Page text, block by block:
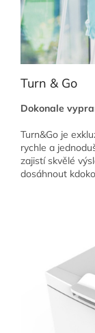
Turn & Go
Dokonale
Turn&Go je
rychle a
zajistí skvělé
dosáhnout